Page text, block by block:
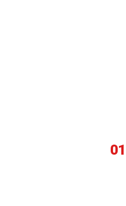
01